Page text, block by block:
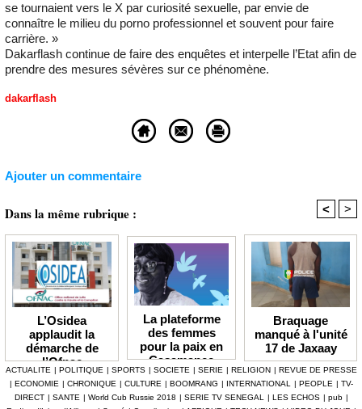
se tournaient vers le X par curiosité sexuelle, par envie de
connaître le milieu du porno professionnel et souvent pour faire
carrière. »
Dakarflash continue de faire des enquêtes et interpelle l’Etat afin de
prendre des mesures sévères sur ce phénomène.
dakarflash
Ajouter un commentaire
Dans la même rubrique : < >
L’Osidea
applaudit la
démarche de
l’Ofnac
La plateforme
des femmes
pour la paix en
Casamance
lauréate du Prix
Icip 2026
Braquage
manqué à l'unité
17 de Jaxaay
ACTUALITE | POLITIQUE | SPORTS | SOCIETE | SERIE | RELIGION | REVUE DE PRESSE
| ECONOMIE | CHRONIQUE | CULTURE | BOOMRANG | INTERNATIONAL | PEOPLE | TV-
DIRECT | SANTE | World Cub Russie 2018 | SERIE TV SENEGAL | LES ECHOS | pub |